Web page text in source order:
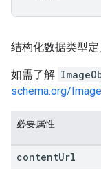
结构化数据类型定
如需了解
schema.org/
必要属性
contentUrl